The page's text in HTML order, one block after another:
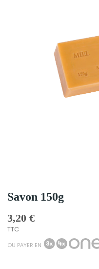
Savon 150g
3,20 €
TTC
OU PAYER EN